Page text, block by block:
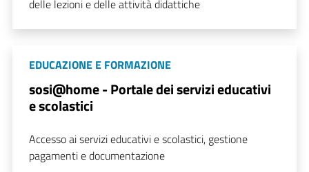
delle lezioni e delle attività didattiche
EDUCAZIONE E FORMAZIONE
sosi@home - Portale dei servizi educativi
e scolastici
Accesso ai servizi educativi e scolastici, gestione
pagamenti e documentazione